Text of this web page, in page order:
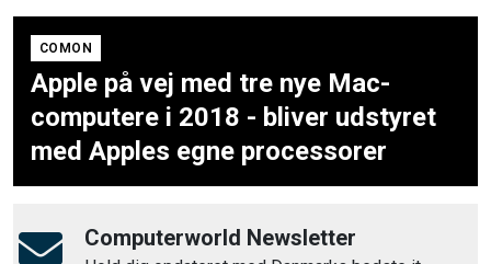
COMON
Apple på vej med tre nye Mac-
computere i 2018 - bliver udstyret
med Apples egne processorer
Computerworld Newsletter